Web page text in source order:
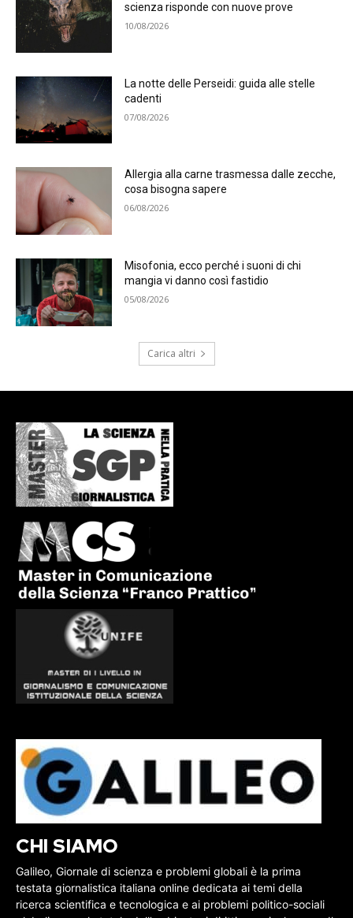
scienza risponde con nuove prove
10/08/2026
La notte delle Perseidi: guida alle stelle
cadenti
07/08/2026
Allergia alla carne trasmessa dalle zecche,
cosa bisogna sapere
06/08/2026
Misofonia, ecco perché i suoni di chi
mangia vi danno così fastidio
05/08/2026
Carica altri
CHI SIAMO
Galileo, Giornale di scienza e problemi globali è la prima
testata giornalistica italiana online dedicata ai temi della
ricerca scientifica e tecnologica e ai problemi politico-sociali